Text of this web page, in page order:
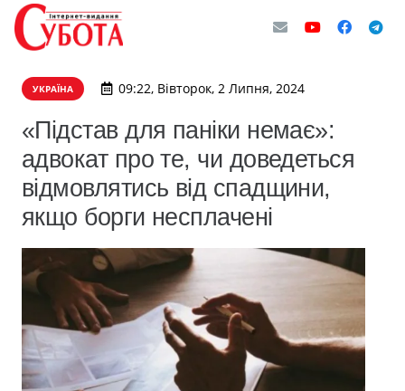
УКРАЇНА 09:22, Вівторок, 2 Липня, 2024
«Підстав для паніки немає»:
адвокат про те, чи доведеться
відмовлятись від спадщини,
якщо борги несплачені